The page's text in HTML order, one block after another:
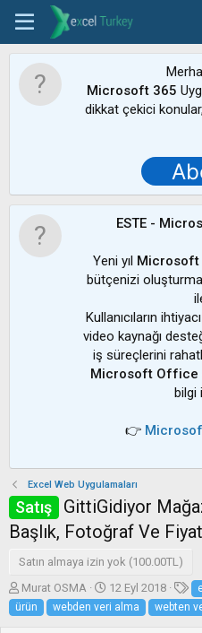
Microsoft 365
dikkat çekici
ESTE -
Yeni yıl
bütçenizi
Kullanıcıların
video kaynağı
iş süreçlerini
Microsoft Office
bilgi
👉
Excel Web Uygulamaları
Satış
GittiGidiyor
Başlık, Fotoğraf Ve
Satın almaya izin yok (100.00TL)
Y
a
z
Murat OSMA
O
l
u
12 Eyl 2018
E
t
i
ürün
webden veri alma webten